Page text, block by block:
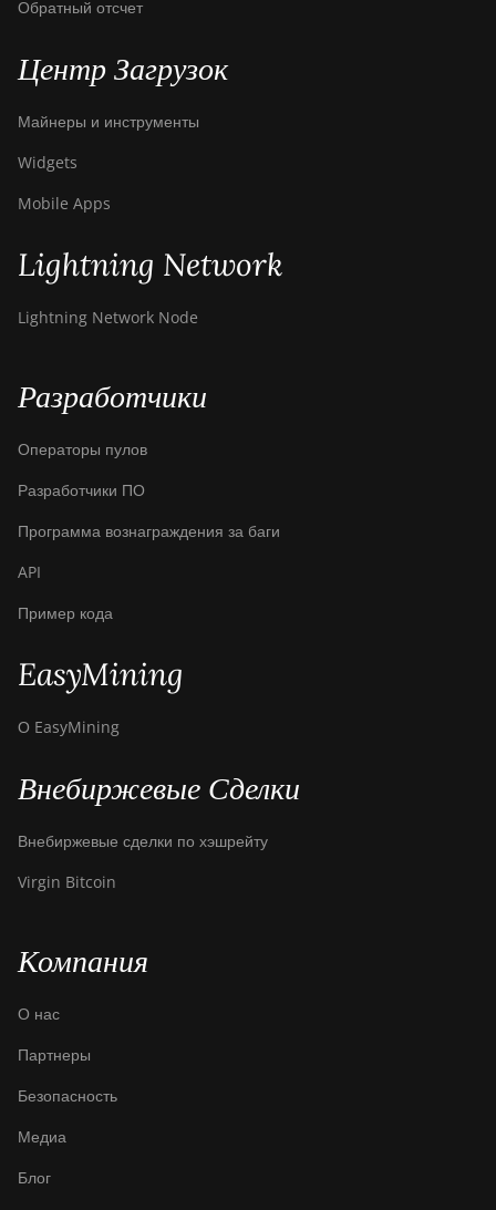
Обратный отсчет
Центр Загрузок
Майнеры и инструменты
Widgets
Mobile Apps
Lightning Network
Lightning Network Node
Разработчики
Операторы пулов
Разработчики ПО
Программа вознаграждения за баги
API
Пример кода
EasyMining
О EasyMining
Внебиржевые Сделки
Внебиржевые сделки по хэшрейту
Virgin Bitcoin
Компания
О нас
Партнеры
Безопасность
Медиа
Блог